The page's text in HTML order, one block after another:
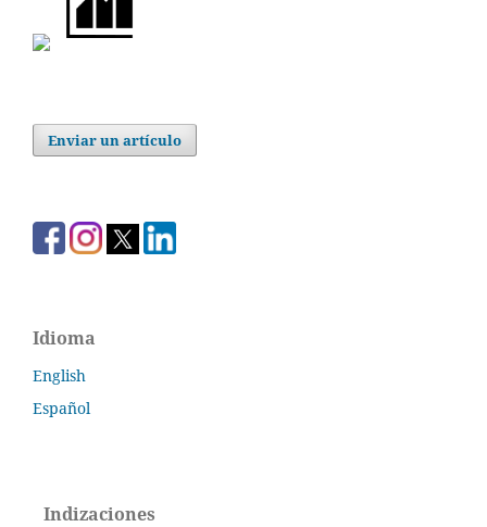
Enviar un artículo
Idioma
English
Español
Indizaciones